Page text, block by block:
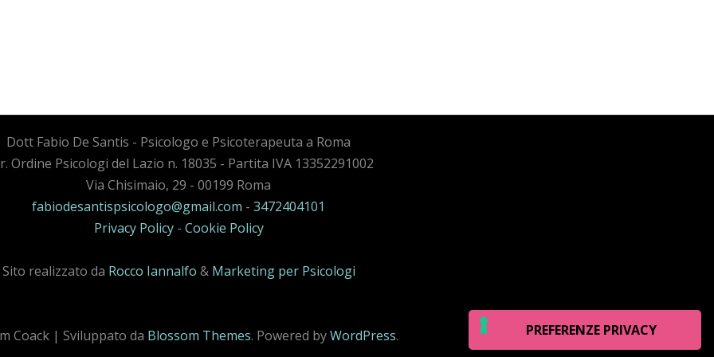
Dott Fabio De Santis - Psicologo e Psicoterapeuta a Roma
Ordine Psicologi del Lazio n. 18035 - Partita IVA 13352291002
Via Chisimaio, 29 - 00199 Roma
fabiodesantispsicologo@gmail.com - 3472404101
Privacy Policy- Cookie Policy
Sito realizzato da Rocco Iannalfo & Marketing per Psicologi
Coack | Sviluppato da Blossom Themes. Powered byWordPress.